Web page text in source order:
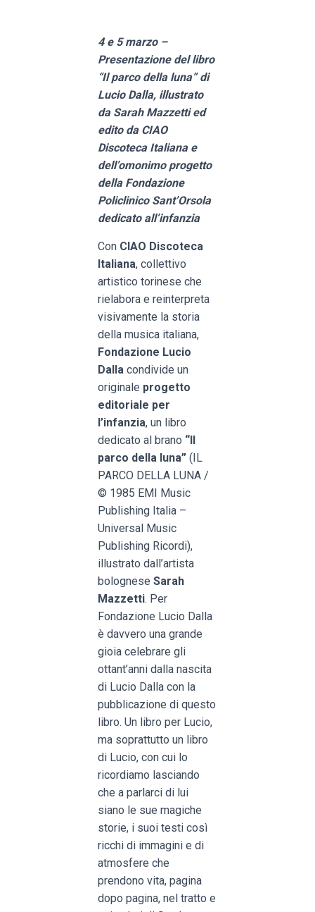
4 e 5 marzo –
Presentazione del libro
“Il parco della luna” di
Lucio Dalla, illustrato
da Sarah Mazzetti ed
edito da CIAO
Discoteca Italiana e
dell’omonimo progetto
della Fondazione
Policlinico Sant’Orsola
dedicato all’infanzia
Con CIAO Discoteca
Italiana, collettivo
artistico torinese che
rielabora e reinterpreta
visivamente la storia
della musica italiana,
Fondazione Lucio
Dalla condivide un
originale progetto
editoriale per
l’infanzia, un libro
dedicato al brano “Il
parco della luna” (IL
PARCO DELLA LUNA /
© 1985 EMI Music
Publishing Italia –
Universal Music
Publishing Ricordi),
illustrato dall’artista
bolognese Sarah
Mazzetti. Per
Fondazione Lucio Dalla
è davvero una grande
gioia celebrare gli
ottant’anni dalla nascita
di Lucio Dalla con la
pubblicazione di questo
libro. Un libro per Lucio,
ma soprattutto un libro
di Lucio, con cui lo
ricordiamo lasciando
che a parlarci di lui
siano le sue magiche
storie, i suoi testi così
ricchi di immagini e di
atmosfere che
prendono vita, pagina
dopo pagina, nel tratto e